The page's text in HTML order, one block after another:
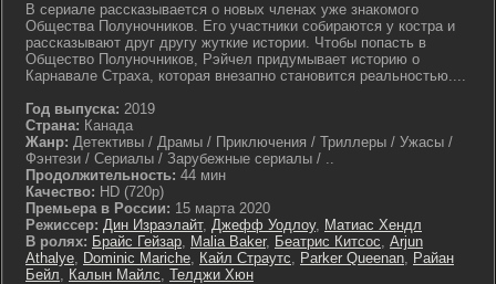
В сериале рассказывается о новых членах уже знакомого
Общества Полуночников. Его участники собираются у костра и
рассказывают друг другу жуткие истории. Чтобы попасть в
Общество Полуночников, Рэйчел придумывает историю о
Карнавале Страха, которая внезапно становится реальностью....
Год выпуска: 2019
Страна: Канада
Жанр: Детективы / Драмы / Приключения / Триллеры / Ужасы /
Фэнтези / Сериалы / Зарубежные сериалы / ..
Продолжительность: 44 мин
Качество: HD (720p)
Премьера в России: 15 марта 2020
Режиссер: Дин Израэлайт, Джефф Уодлоу, Матиас Хендл
В ролях: Брайс Гейзар, Malia Baker, Беатрис Китсос, Arjun
Athalye, Dominic Mariche, Кайл Страутс, Parker Queenan, Райан
Бейл, Калын Майлс, Телджи Хюн